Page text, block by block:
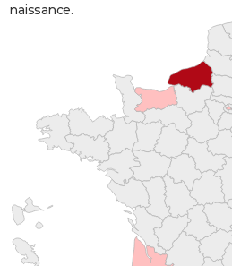
naissance.